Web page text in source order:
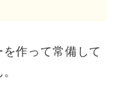
作って常備して